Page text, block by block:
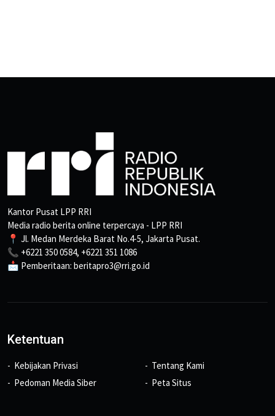
Kantor Pusat LPP RRI
Media radio berita online terpercaya - LPP RRI
📍 Jl. Medan Merdeka Barat No.4-5, Jakarta Pusat.
📞 +6221 350 0584, +6221 351 1086
📩 Pemberitaan: beritapro3@rri.go.id
Ketentuan
Kebijakan Privasi
Pedoman Media Siber
Tentang Kami
Peta Situs